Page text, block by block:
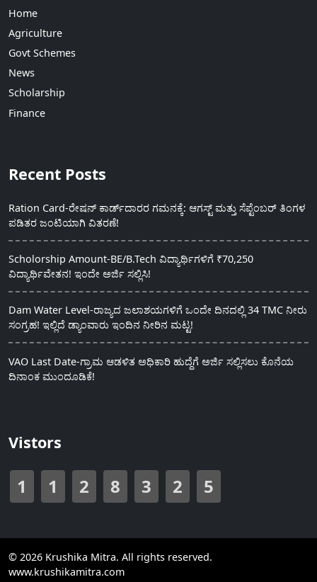
Home
Agriculture
Govt Schemes
News
Scholarship
Finance
Recent Posts
Ration Card-ರೇಷನ್ ಕಾರ್ಡ್‍ದಾರರ ಗಮನಕ್ಕೆ: ಆಗಸ್ಟ್ ಮತ್ತು ಸೆಪ್ಟೆಂಬರ್ ತಿಂಗಳ
ಪಡಿತರ ಜಂಟಿಯಾಗಿ ವಿತರಣೆ!
Scholorship Amount-BE/B.Tech ವಿದ್ಯಾರ್ಥಿಗಳಿಗೆ ₹70,250
ವಿದ್ಯಾರ್ಥಿವೇತನ! ಇಂದೇ ಅರ್ಜಿ ಸಲ್ಲಿಸಿ!
Dam Water Level-ರಾಜ್ಯದ ಜಲಾಶಯಗಳಿಗೆ ಒಂದೇ ದಿನದಲ್ಲಿ 34 TMC ನೀರು
ಸಂಗ್ರಹ! ಇಲ್ಲಿದೆ ಡ್ಯಾಂವಾರು ಇಂದಿನ ನೀರಿನ ಮಟ್ಟ!
VAO Last Date-ಗ್ರಾಮ ಆಡಳಿತ ಅಧಿಕಾರಿ ಹುದ್ದೆಗೆ ಅರ್ಜಿ ಸಲ್ಲಿಸಲು ಕೊನೆಯ
ದಿನಾಂಕ ಮುಂದೂಡಿಕೆ!
Vistors
1 1 2 8 3 2 5
© 2026 Krushika Mitra. All rights reserved.
www.krushikamitra.com